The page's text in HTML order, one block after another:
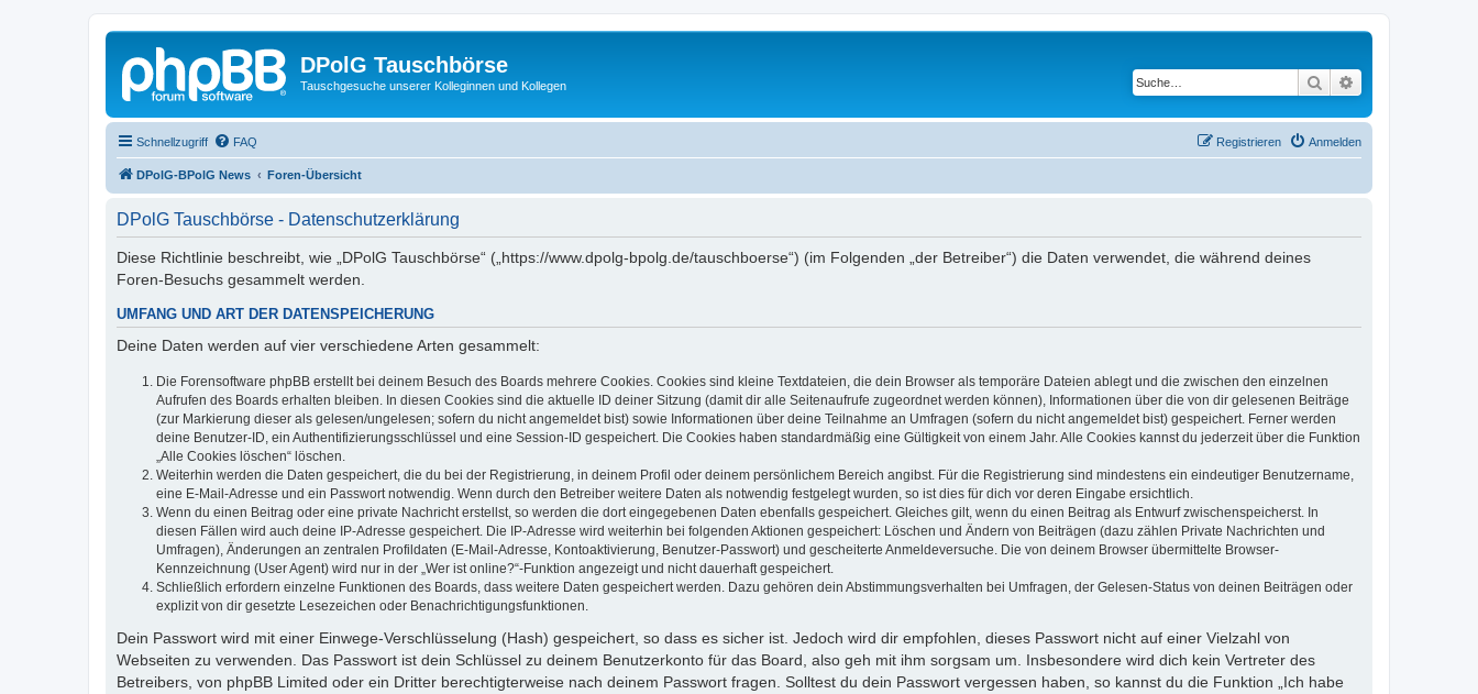
DPolG Tauschbörse
Tauschgesuche unserer Kolleginnen und Kollegen Suche
Schnellzugriff FAQ Anmelden
Registrieren
DPolG-BPolG News Foren-Übersicht
DPolG Tauschbörse - Datenschutzerklärung
Diese Richtlinie beschreibt, wie „DPolG Tauschbörse“ („https://www.dpolg-bpolg.de/tauschboerse“) (im Folgenden „der Betreiber“) die Daten verwendet, die während deines
Foren-Besuchs gesammelt werden.
UMFANG UND ART DER DATENSPEICHERUNG
Deine Daten werden auf vier verschiedene Arten gesammelt:
Die Forensoftware phpBB erstellt bei deinem Besuch des Boards mehrere Cookies. Cookies sind kleine Textdateien, die dein Browser als temporäre Dateien ablegt und die zwischen den einzelnen
Aufrufen des Boards erhalten bleiben. In diesen Cookies sind die aktuelle ID deiner Sitzung (damit dir alle Seitenaufrufe zugeordnet werden können), Informationen über die von dir gelesenen Beiträge
(zur Markierung dieser als gelesen/ungelesen; sofern du nicht angemeldet bist) sowie Informationen über deine Teilnahme an Umfragen (sofern du nicht angemeldet bist) gespeichert. Ferner werden
deine Benutzer-ID, ein Authentifizierungsschlüssel und eine Session-ID gespeichert. Die Cookies haben standardmäßig eine Gültigkeit von einem Jahr. Alle Cookies kannst du jederzeit über die Funktion
„Alle Cookies löschen“ löschen.
Weiterhin werden die Daten gespeichert, die du bei der Registrierung, in deinem Profil oder deinem persönlichem Bereich angibst. Für die Registrierung sind mindestens ein eindeutiger Benutzername,
eine E-Mail-Adresse und ein Passwort notwendig. Wenn durch den Betreiber weitere Daten als notwendig festgelegt wurden, so ist dies für dich vor deren Eingabe ersichtlich.
Wenn du einen Beitrag oder eine private Nachricht erstellst, so werden die dort eingegebenen Daten ebenfalls gespeichert. Gleiches gilt, wenn du einen Beitrag als Entwurf zwischenspeicherst. In
diesen Fällen wird auch deine IP-Adresse gespeichert. Die IP-Adresse wird weiterhin bei folgenden Aktionen gespeichert: Löschen und Ändern von Beiträgen (dazu zählen Private Nachrichten und
Umfragen), Änderungen an zentralen Profildaten (E-Mail-Adresse, Kontoaktivierung, Benutzer-Passwort) und gescheiterte Anmeldeversuche. Die von deinem Browser übermittelte Browser-
Kennzeichnung (User Agent) wird nur in der „Wer ist online?“-Funktion angezeigt und nicht dauerhaft gespeichert.
Schließlich erfordern einzelne Funktionen des Boards, dass weitere Daten gespeichert werden. Dazu gehören dein Abstimmungsverhalten bei Umfragen, der Gelesen-Status von deinen Beiträgen oder
explizit von dir gesetzte Lesezeichen oder Benachrichtigungsfunktionen.
Dein Passwort wird mit einer Einwege-Verschlüsselung (Hash) gespeichert, so dass es sicher ist. Jedoch wird dir empfohlen, dieses Passwort nicht auf einer Vielzahl von
Webseiten zu verwenden. Das Passwort ist dein Schlüssel zu deinem Benutzerkonto für das Board, also geh mit ihm sorgsam um. Insbesondere wird dich kein Vertreter des
Betreibers, von phpBB Limited oder ein Dritter berechtigterweise nach deinem Passwort fragen. Solltest du dein Passwort vergessen haben, so kannst du die Funktion „Ich habe